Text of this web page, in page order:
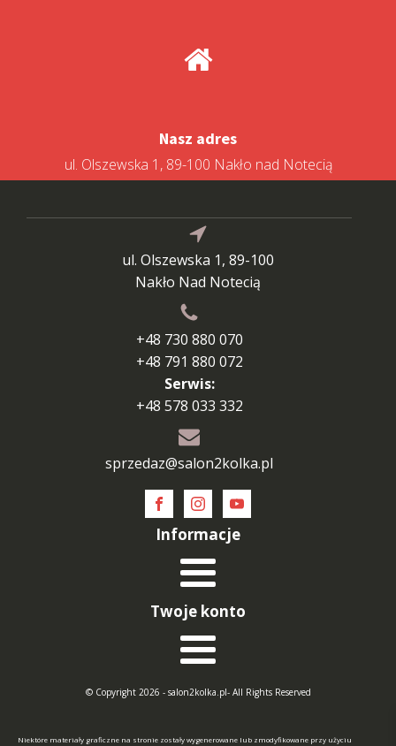
Nasz adres
ul. Olszewska 1, 89-100 Nakło nad Notecią
ul. Olszewska 1, 89-100
Nakło Nad Notecią
+48 730 880 070
+48 791 880 072
Serwis:
+48 578 033 332
sprzedaz@salon2kolka.pl
Informacje
Twoje konto
© Copyright 2026 - salon2kolka.pl- All Rights Reserved
Niektóre materiały graficzne na stronie zostały wygenerowane lub zmodyfikowane przy użyciu